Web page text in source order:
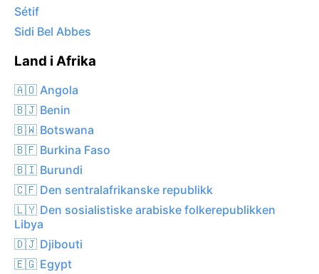
Sétif
Sidi Bel Abbes
Land i Afrika
🇦🇴 Angola
🇧🇯 Benin
🇧🇼 Botswana
🇧🇫 Burkina Faso
🇧🇮 Burundi
🇨🇫 Den sentralafrikanske republikk
🇱🇾 Den sosialistiske arabiske folkerepublikken
Libya
🇩🇯 Djibouti
🇪🇬 Egypt